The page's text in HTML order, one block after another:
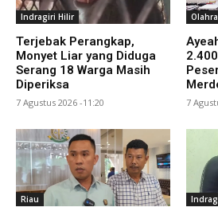
Indragiri Hilir
Terjebak Perangkap,
Monyet Liar yang Diduga
Serang 18 Warga Masih
Diperiksa
7 Agustus 2026 -11:20 7
Riau